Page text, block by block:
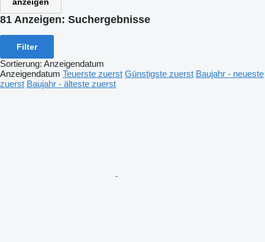
81 Anzeigen: Suchergebnisse
Filter
Sortierung: Anzeigendatum
Anzeigendatum Teuerste zuerst Günstigste zuerst Baujahr - neueste
zuerst Baujahr - älteste zuerst